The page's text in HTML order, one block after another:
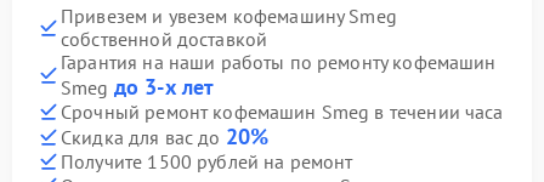
Привезем и увезем кофемашину Smeg
собственной доставкой
Гарантия на наши работы по ремонту кофемашин
Smeg до 3-х лет
Срочный ремонт кофемашин Smeg в течении часа
Скидка для вас до 20%
Получите 1500 рублей на ремонт